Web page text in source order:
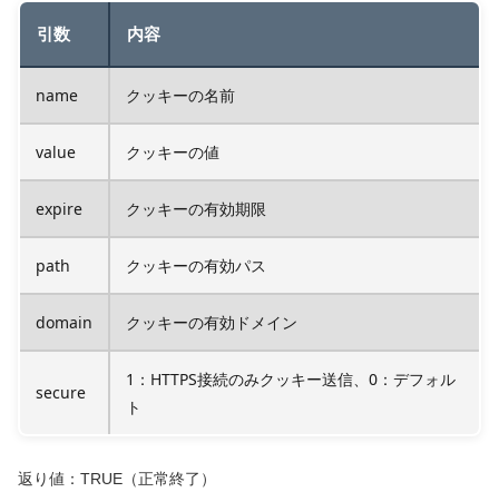
引数 内容
name クッキーの名前
value クッキーの値
expire クッキーの有効期限
path クッキーの有効パス
domain クッキーの有効ドメイン
secure
1：HTTPS接続のみクッキー送信、0：デフォル
ト
返り値：TRUE（正常終了）